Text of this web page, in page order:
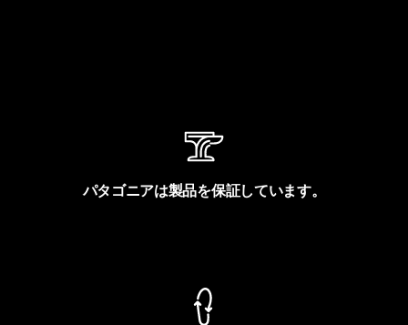
パタゴニアは製品を保証しています。